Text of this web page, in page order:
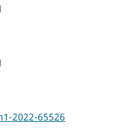
2022-65526